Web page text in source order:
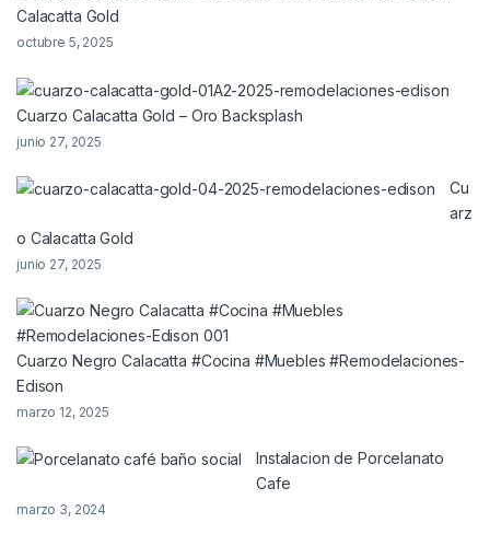
Calacatta Gold
octubre 5, 2025
Cuarzo Calacatta Gold – Oro Backsplash
junio 27, 2025
Cu
arz
o Calacatta Gold
junio 27, 2025
Cuarzo Negro Calacatta #Cocina #Muebles #Remodelaciones-
Edison
marzo 12, 2025
Instalacion de Porcelanato
Cafe
marzo 3, 2024